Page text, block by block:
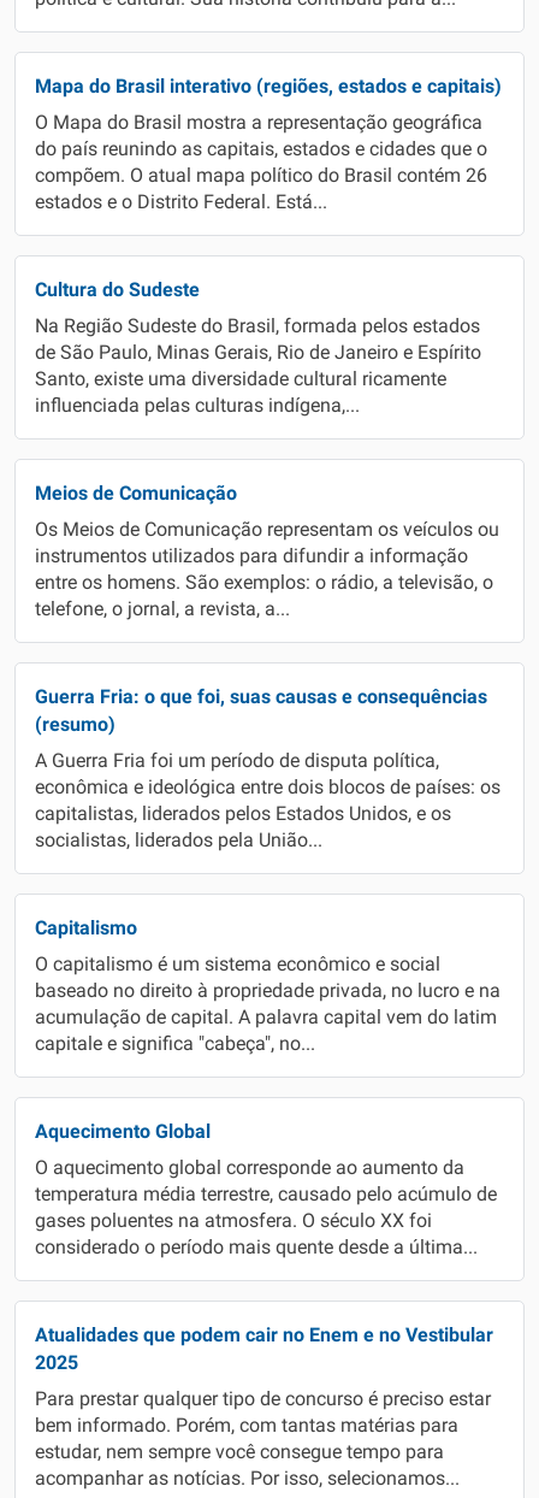
Mapa do Brasil interativo (regiões, estados e capitais)
O Mapa do Brasil mostra a representação geográfica
do país reunindo as capitais, estados e cidades que o
compõem. O atual mapa político do Brasil contém 26
estados e o Distrito Federal. Está...
Cultura do Sudeste
Na Região Sudeste do Brasil, formada pelos estados
de São Paulo, Minas Gerais, Rio de Janeiro e Espírito
Santo, existe uma diversidade cultural ricamente
influenciada pelas culturas indígena,...
Meios de Comunicação
Os Meios de Comunicação representam os veículos ou
instrumentos utilizados para difundir a informação
entre os homens. São exemplos: o rádio, a televisão, o
telefone, o jornal, a revista, a...
Guerra Fria: o que foi, suas causas e consequências
(resumo)
A Guerra Fria foi um período de disputa política,
econômica e ideológica entre dois blocos de países: os
capitalistas, liderados pelos Estados Unidos, e os
socialistas, liderados pela União...
Capitalismo
O capitalismo é um sistema econômico e social
baseado no direito à propriedade privada, no lucro e na
acumulação de capital. A palavra capital vem do latim
capitale e significa "cabeça", no...
Aquecimento Global
O aquecimento global corresponde ao aumento da
temperatura média terrestre, causado pelo acúmulo de
gases poluentes na atmosfera. O século XX foi
considerado o período mais quente desde a última...
Atualidades que podem cair no Enem e no Vestibular
2025
Para prestar qualquer tipo de concurso é preciso estar
bem informado. Porém, com tantas matérias para
estudar, nem sempre você consegue tempo para
acompanhar as notícias. Por isso, selecionamos...